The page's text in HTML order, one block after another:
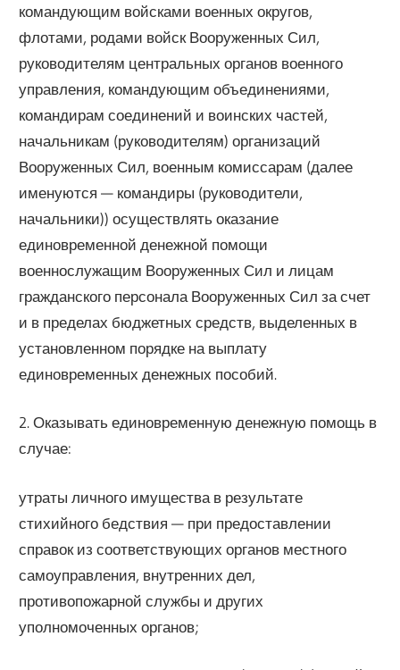
командующим войсками военных округов,
флотами, родами войск Вооруженных Сил,
руководителям центральных органов военного
управления, командующим объединениями,
командирам соединений и воинских частей,
начальникам (руководителям) организаций
Вооруженных Сил, военным комиссарам (далее
именуются — командиры (руководители,
начальники)) осуществлять оказание
единовременной денежной помощи
военнослужащим Вооруженных Сил и лицам
гражданского персонала Вооруженных Сил за счет
и в пределах бюджетных средств, выделенных в
установленном порядке на выплату
единовременных денежных пособий.
2. Оказывать единовременную денежную помощь в
случае:
утраты личного имущества в результате
стихийного бедствия — при предоставлении
справок из соответствующих органов местного
самоуправления, внутренних дел,
противопожарной службы и других
уполномоченных органов;